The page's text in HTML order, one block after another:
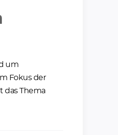
um
Fokus der
das Thema